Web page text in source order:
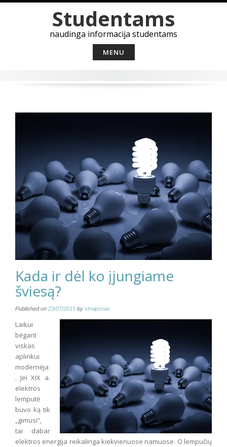
Studentams
naudinga informacija studentams
MENU
Kada ir dėl ko įjungiame
šviesą?
Published on 23/07/2015 by straipsniai
Laikui
bėgant
viskas
aplinkui
modernėja
. Jei XIX a.
elektros
lemputė
buvo ką tik
„gimusi“,
tai dabar
elektros energija reikalinga kiekvienuose namuose. O lempučių